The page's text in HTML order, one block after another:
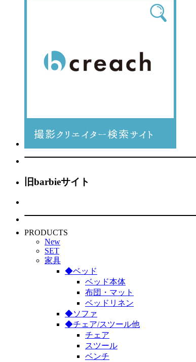
旧barbieサイト
PRODUCTS
New
SET
家具
◆ベッド
ベッド本体
布団・マット
ベッドリネン
◆ソファ
◆チェア/スツール他
チェア
スツール
ベンチ